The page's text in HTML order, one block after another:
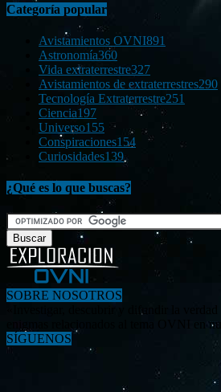
Categoría popular
Avistamientos OVNI891
Astronomía360
Vida extraterrestre327
Avistamientos de extraterrestres290
Tecnología Extraterrestre251
Ciencia197
Universo155
Conspiraciones154
Curiosidades139
¿Qué es lo que buscas?
SOBRE NOSOTROS
«Investigar, descubrir y difundir la
enigmas relacionados al tema OVNI en
SÍGUENOS